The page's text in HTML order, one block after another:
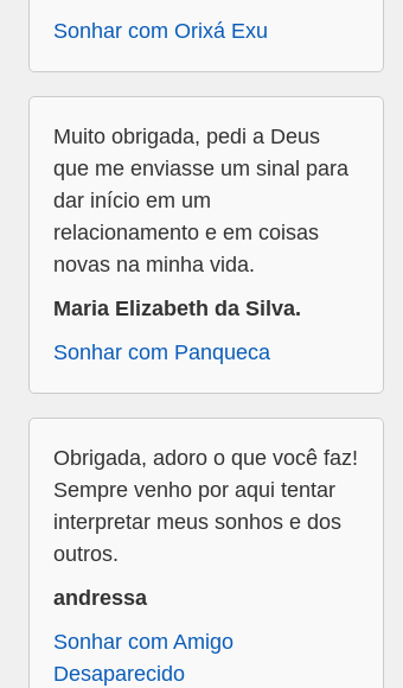
Sonhar com Orixá Exu
Muito obrigada, pedi a Deus
que me enviasse um sinal para
dar início em um
relacionamento e em coisas
novas na minha vida.
Maria Elizabeth da Silva.
Sonhar com Panqueca
Obrigada, adoro o que você faz!
Sempre venho por aqui tentar
interpretar meus sonhos e dos
outros.
andressa
Sonhar com Amigo
Desaparecido